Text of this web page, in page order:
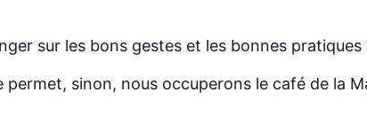
sur les bons gestes et les bonnes
sinon, nous occuperons le café de la